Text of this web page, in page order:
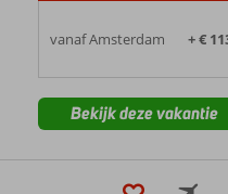
vanaf Amsterdam + €
Bekijk deze vakantie